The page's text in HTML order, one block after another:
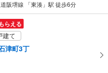
阪堺線 「東湊」駅 徒歩6分
らえる
建て
津町3丁